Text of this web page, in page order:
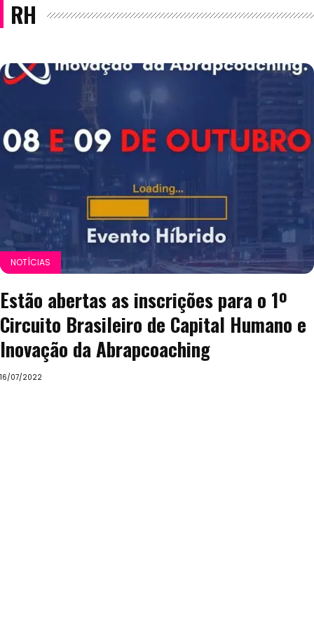
RH
NOTÍCIAS
Estão abertas as inscrições para o 1º
Circuito Brasileiro de Capital Humano e
Inovação da Abrapcoaching
16/07/2022